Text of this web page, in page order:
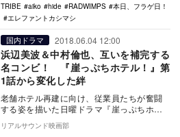
TRIBE
aiko hide RADWIMPS
本日、フラゲ日！
エレファントカシマシ
国内ドラマ 2018.06.04 12:00
浜辺美波＆中村倫也、互いを補完する
名コンビ！ 『崖っぷちホテル！』第
1話から変化した絆
老舗ホテル再建に向け、従業員たちが奮闘
する姿を描いた日曜ドラマ『崖っぷちホテ
ル！』（日本テレビ系）。ドラマ開始当初
は「威厳０の総…
リアルサウンド映画部